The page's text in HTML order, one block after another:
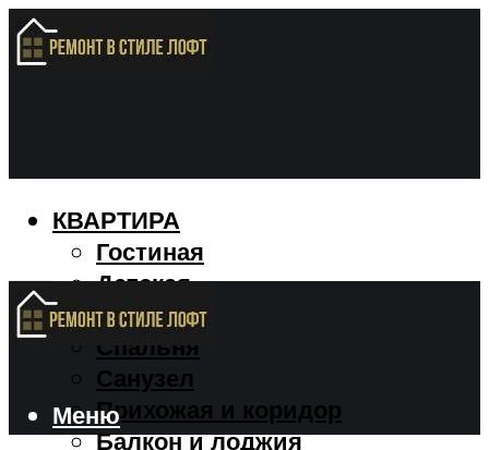
КВАРТИРА
Гостиная
Детская
Кухня
Спальня
Санузел
Прихожая и коридор
Балкон и лоджия
Меню